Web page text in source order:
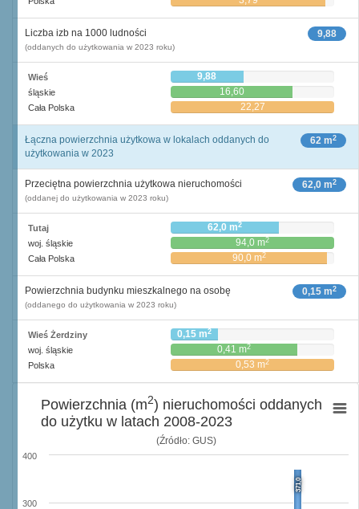
9,88
Liczba izb na 1000 ludności
(oddanych do użytkowania w 2023 roku)
Wieś 9,88
śląskie 16,60
Cała Polska 22,27
62 m2
Łączna powierzchnia użytkowa w lokalach oddanych do
użytkowania w 2023
62,0 m2
Przeciętna powierzchnia użytkowa nieruchomości
(oddanej do użytkowania w 2023 roku)
Tutaj 62,0 m2
woj. śląskie 94,0 m2
Cała Polska 90,0 m2
0,15 m2
Powierzchnia budynku mieszkalnego na osobę
(oddanego do użytkowania w 2023 roku)
Wieś Żerdziny 0,15 m2
woj. śląskie 0,41 m2
Polska 0,53 m2
(Źródło: GUS)
371,0
300
400
Powierzchnia (m2) nieruchomości oddanych
do użytku w latach 2008-2023